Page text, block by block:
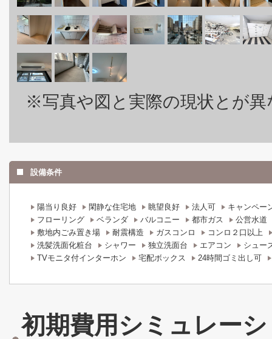
※写真や図と実際の現状とが
設備条件
陽当り良好 閑静な住宅地 眺望良好 法人可
キャンペー
フローリング
ベランダ バルコニー 都市ガス
公営水道
敷地内ごみ置き場
耐震構造 ガスコンロ
コンロ２口以上
洗髪洗面化粧台
シャワー 独立洗面台 エアコン
シュー
TVモニタ付インターホン
宅配ボックス 24時間ゴミ出し可
初期費用シミュレー